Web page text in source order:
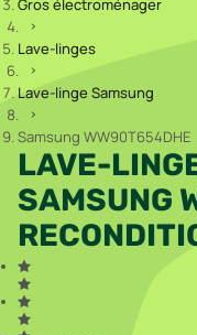
Gros électroménager
Lave-linges
Lave-linge Samsung
Samsung WW90T654DHE
LAVE-
SAMSUNG